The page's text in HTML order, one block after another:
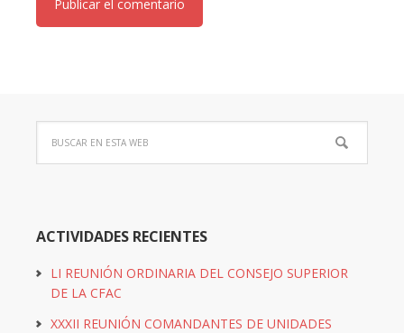
ACTIVIDADES RECIENTES
LI REUNIÓN ORDINARIA DEL CONSEJO SUPERIOR
DE LA CFAC
XXXII REUNIÓN COMANDANTES DE UNIDADES